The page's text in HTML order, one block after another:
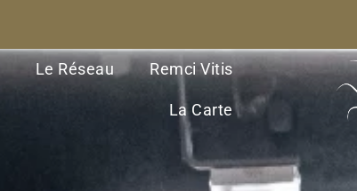
Le Réseau Remci Vitis
La Carte